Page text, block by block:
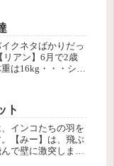
ル生まれました貰
紙をちょうど貼っ
クネタばかりだっ
リアン】6月で2歳
は16kg・・・シェ
最近ちょっと改善
】ウチの最...
ト
インコたちの羽を
【みー】は、飛ぶ
で壁に激突しま